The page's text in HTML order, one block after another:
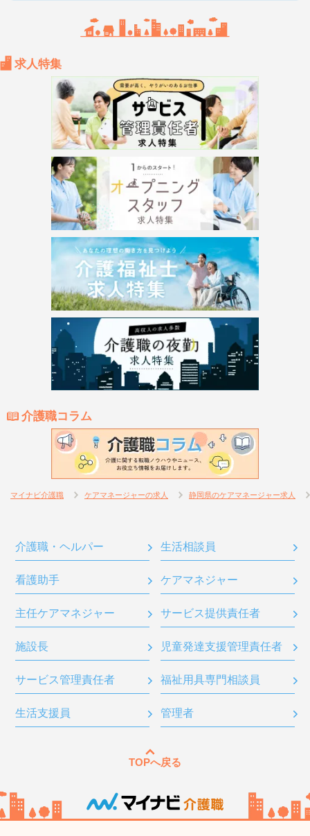
求人特集
介護職コラム
マイナビ介護職 ケアマネージャーの求人 静岡県のケアマネージャー求人
介護職・ヘルパー 生活相談員
看護助手 ケアマネジャー
主任ケアマネジャー サービス提供責任者
施設長 児童発達支援管理責任者
サービス管理責任者 福祉用具専門相談員
生活支援員 管理者
TOPへ戻る